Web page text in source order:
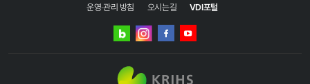
운영·관리 방침
오시는길 VDI포털
네이버
인스타그램